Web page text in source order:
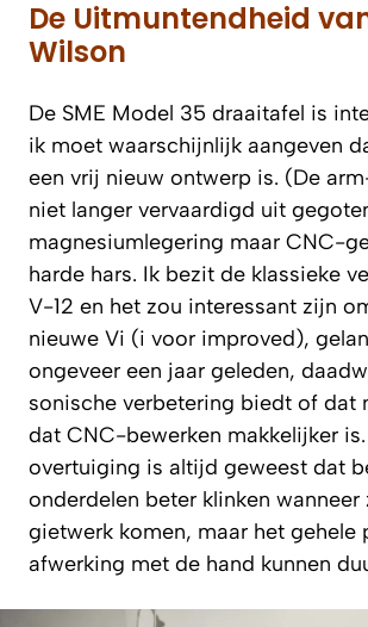
De Uitmuntendheid
Wilson
De SME Model 35 draaitafel is
ik moet waarschijnlijk aangeven
een vrij nieuw ontwerp is. (De
niet langer vervaardigd uit
magnesiumlegering maar CNC-
harde hars. Ik bezit de klassieke
V-12 en het zou interessant zijn
nieuwe Vi (i voor improved),
ongeveer een jaar geleden,
sonische verbetering biedt of dat
dat CNC-bewerken makkelijker
overtuiging is altijd geweest dat
onderdelen beter klinken wanneer
gietwerk komen, maar het gehele
afwerking met de hand kunnen